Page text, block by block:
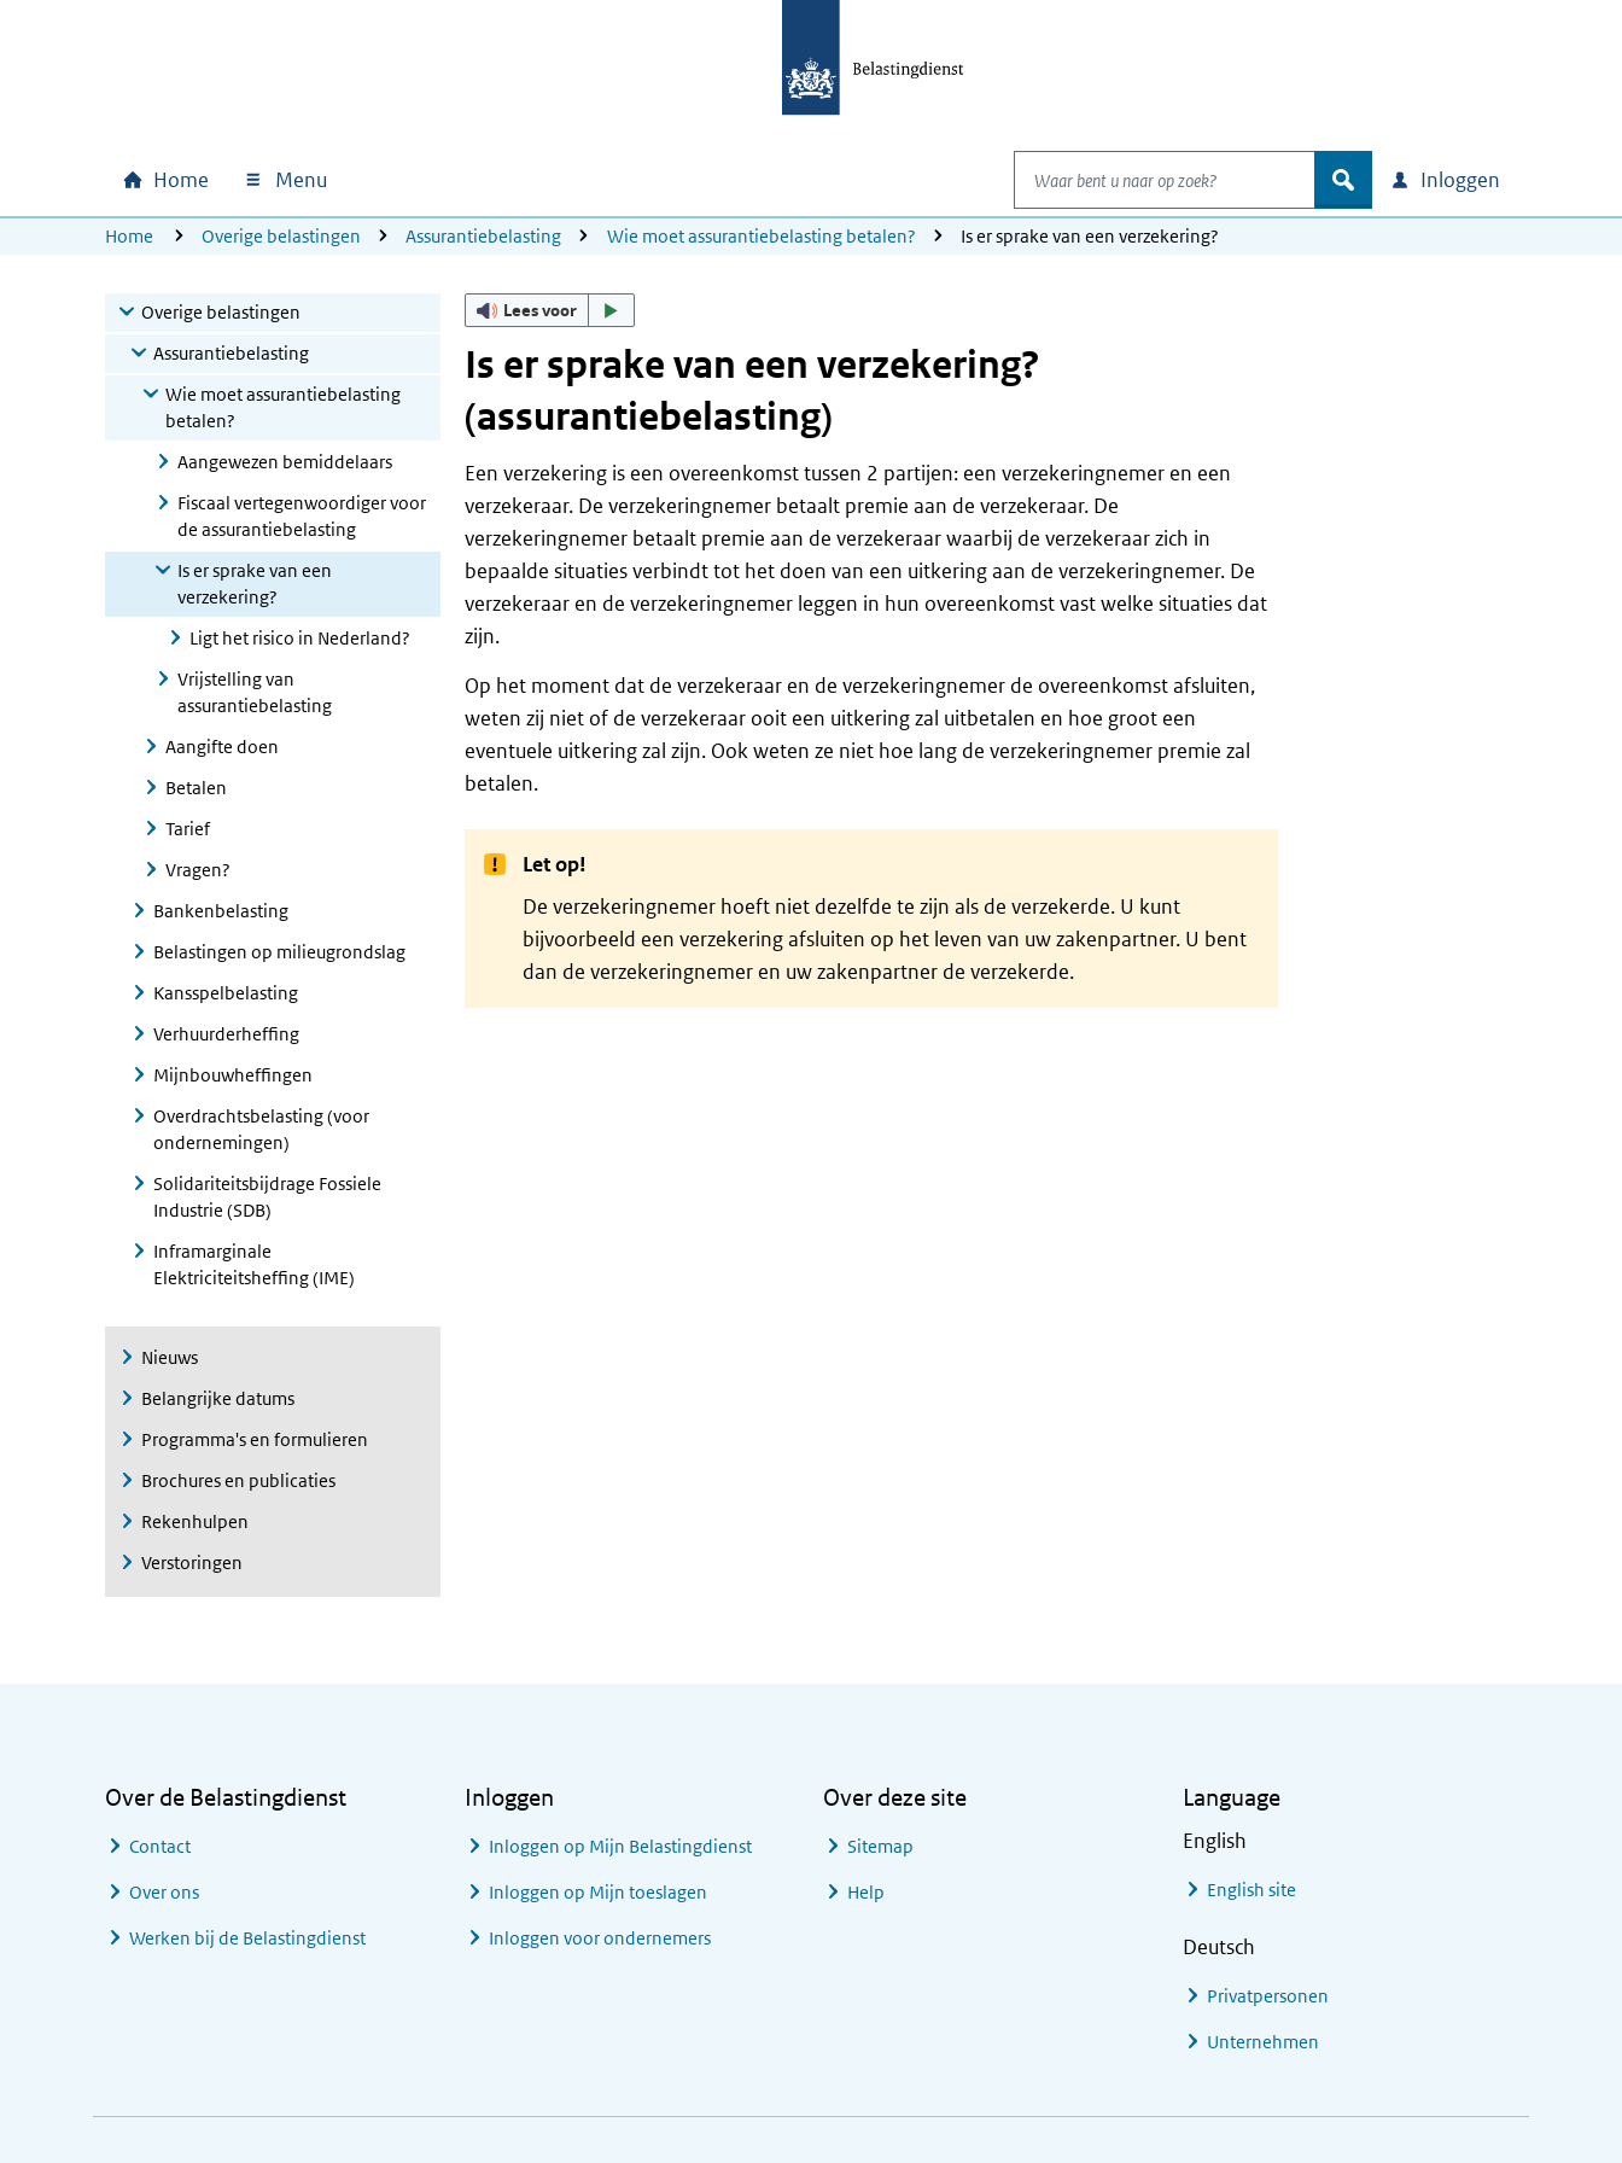
Hoofdnavigatie
Home Menu
Waar bent u naar op zoek?
zoek Inloggen
U bevindt zich hier:
Home Overige belastingen Assurantiebelasting Wie moet assurantiebelasting betalen? Is er sprake van een verzekering?
Overige belastingen
Assurantiebelasting
Wie moet assurantiebelasting
betalen?
Aangewezen bemiddelaars
Fiscaal vertegenwoordiger voor
de assurantiebelasting
Is er sprake van een
verzekering?
Ligt het risico in Nederland?
Vrijstelling van
assurantiebelasting
Aangifte doen
Betalen
Tarief
Vragen?
Bankenbelasting
Belastingen op milieugrondslag
Kansspelbelasting
Verhuurderheffing
Mijnbouwheffingen
Overdrachtsbelasting (voor
ondernemingen)
Solidariteitsbijdrage Fossiele
Industrie (SDB)
Inframarginale
Elektriciteitsheffing (IME)
Nieuws
Belangrijke datums
Programma's en formulieren
Brochures en publicaties
Rekenhulpen
Verstoringen
Lees voor
Is er sprake van een verzekering?
(assurantiebelasting)
Een verzekering is een overeenkomst tussen 2 partijen: een verzekeringnemer en een
verzekeraar. De verzekeringnemer betaalt premie aan de verzekeraar. De
verzekeringnemer betaalt premie aan de verzekeraar waarbij de verzekeraar zich in
bepaalde situaties verbindt tot het doen van een uitkering aan de verzekeringnemer. De
verzekeraar en de verzekeringnemer leggen in hun overeenkomst vast welke situaties dat
zijn.
Op het moment dat de verzekeraar en de verzekeringnemer de overeenkomst afsluiten,
weten zij niet of de verzekeraar ooit een uitkering zal uitbetalen en hoe groot een
eventuele uitkering zal zijn. Ook weten ze niet hoe lang de verzekeringnemer premie zal
betalen.
Let op!
De verzekeringnemer hoeft niet dezelfde te zijn als de verzekerde. U kunt
bijvoorbeeld een verzekering afsluiten op het leven van uw zakenpartner. U bent
dan de verzekeringnemer en uw zakenpartner de verzekerde.
Over de Belastingdienst
Contact
Over ons
Werken bij de Belastingdienst
Inloggen
Inloggen op Mijn Belastingdienst
Inloggen op Mijn toeslagen
Inloggen voor ondernemers
Over deze site
Sitemap
Help
Language
English
English site
Deutsch
Privatpersonen
Unternehmen